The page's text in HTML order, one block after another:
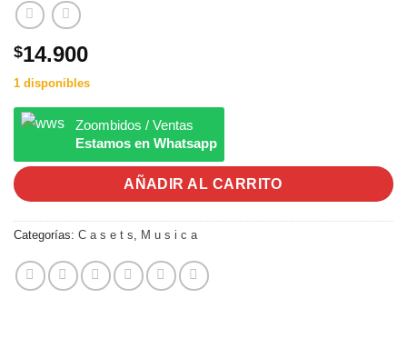
$14.900
1 disponibles
Zoombidos / Ventas
Estamos en Whatsapp
AÑADIR AL CARRITO
Categorías: C a s e t s, M u s i c a